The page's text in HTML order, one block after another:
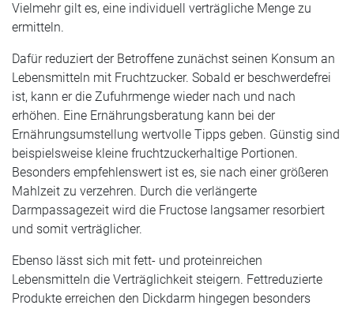
Vielmehr gilt es, eine individuell verträgliche Menge zu
ermitteln.
Dafür reduziert der Betroffene zunächst seinen Konsum an
Lebensmitteln mit Fruchtzucker. Sobald er beschwerdefrei
ist, kann er die Zufuhrmenge wieder nach und nach
erhöhen. Eine Ernährungsberatung kann bei der
Ernährungsumstellung wertvolle Tipps geben. Günstig sind
beispielsweise kleine fruchtzuckerhaltige Portionen.
Besonders empfehlenswert ist es, sie nach einer größeren
Mahlzeit zu verzehren. Durch die verlängerte
Darmpassagezeit wird die Fructose langsamer resorbiert
und somit verträglicher.
Ebenso lässt sich mit fett- und proteinreichen
Lebensmitteln die Verträglichkeit steigern. Fettreduzierte
Produkte erreichen den Dickdarm hingegen besonders